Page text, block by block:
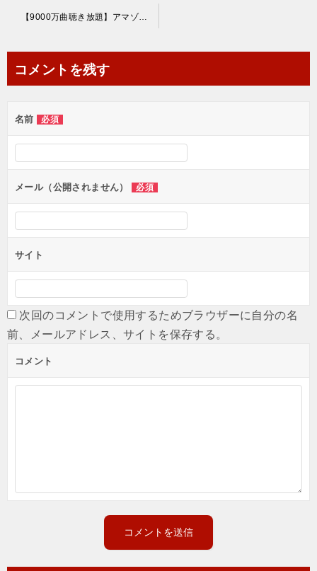
ビ
ー
シ
ン
【9000万曲聴き放題】アマゾン ミュージックをセットアップする(HEOSその２：ソフトウェア編)【HEOSアプリアップデートに対応】
コメントを残す
名前 必須
メール（公開されません） 必須
サイト
次回のコメントで使用するためブラウザーに自分の名
前、メールアドレス、サイトを保存する。
コメント